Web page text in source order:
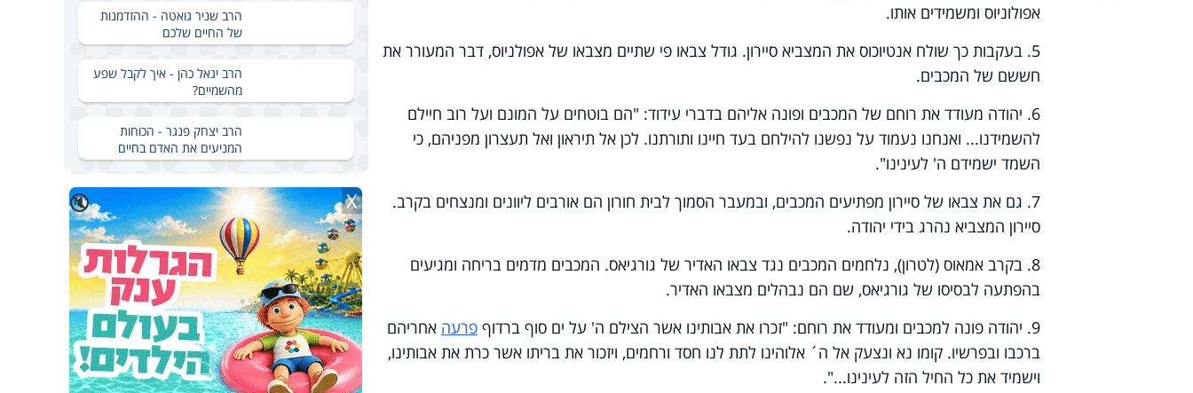
אפולוניוס ומשמידים אותו.
5. בעקבות כך שולח אנטיוכוס את המצביא סיירון. גודל צבאו פי שתיים מצבאו של אפולניוס, דבר המעורר את
חששם של המכבים.
6. יהודה מעודד את רוחם של המכבים ופונה אליהם בדברי עידוד: "הם בוטחים על המונם ועל רוב חיילם
להשמידנו... ואנחנו נעמוד על נפשנו להילחם בעד חיינו ותורתנו. לכן אל תיראון ואל תעצרון מפניהם, כי
השמד ישמידם ה' לעינינו".
7. גם את צבאו של סיירון מפתיעים המכבים, ובמעבר הסמוך לבית חורון הם אורבים ליוונים ומנצחים בקרב.
סיירון המצביא נהרג בידי יהודה.
8. בקרב אמאוס (לטרון), נלחמים המכבים נגד צבאו האדיר של גורגיאס. המכבים מדמים בריחה ומגיעים
בהפתעה לבסיסו של גורגיאס, שם הם נבהלים מצבאו האדיר.
9. יהודה פונה למכבים ומעודד את רוחם: "זכרו את אבותינו אשר הצילם ה' על ים סוף ברדוף
פרעה אחריהם
ברכבו ובפרשיו. קומו נא ונצעק אל ה´ אלוהינו לתת לנו חסד ורחמים, ויזכור את בריתו אשר כרת את אבותינו,
וישמיד את כל החיל הזה לעינינו...".
הרב שניר גואטה - ההזדמנות
של החיים שלכם
הרב יגאל כהן - איך לקבל שפע
מהשמיים?
הרב יצחק פנגר - הכוחות
המניעים את האדם בחיים
🔇 X